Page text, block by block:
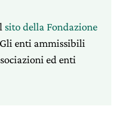
sito della Fondazione
enti ammissibili
ed enti